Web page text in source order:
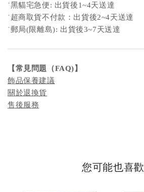
˙黑貓宅急便: 出貨後1~4天送達
˙超商取貨不付款：出貨後2~4天送達
˙郵局(限離島): 出貨後3~7天送達
【常見問題 （FAQ) 】
飾品保養建議
關於退換貨
售後服務
您可能也喜歡